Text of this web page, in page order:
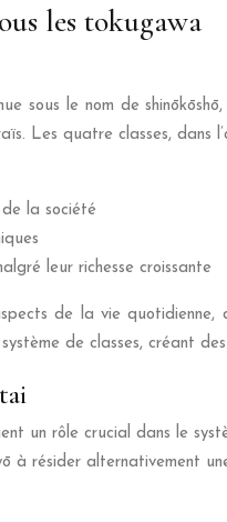
les tokugawa
sous le nom de
Les quatre classes, dans
la société
leur richesse croissante
de la vie quotidienne,
de classes, créant
un rôle crucial dans le
à résider alternativement